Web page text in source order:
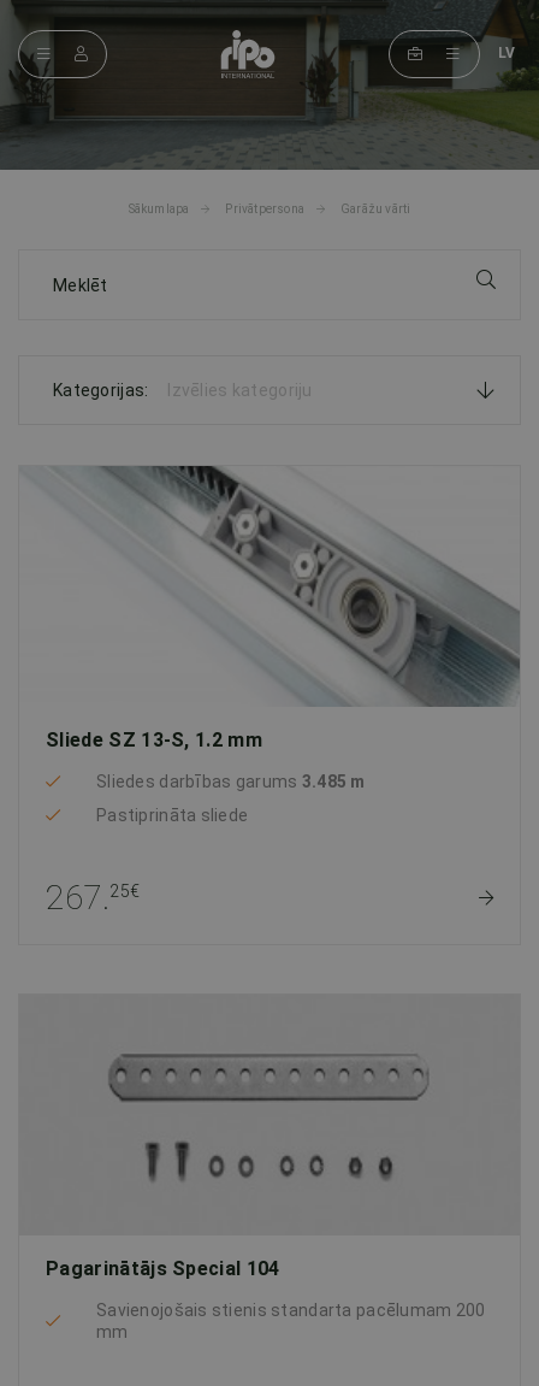
LV
Sākumlapa Privātpersona Garāžu vārti
Kategorijas: Izvēlies kategoriju
Sliede SZ 13-S, 1.2 mm
Sliedes darbības garums 3.485 m
Pastiprināta sliede
267.25€
Pagarinātājs Special 104
Savienojošais stienis standarta pacēlumam 200
mm